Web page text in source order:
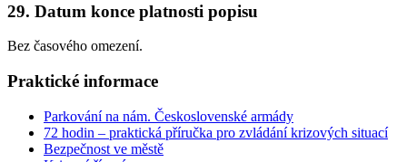
29. Datum konce platnosti popisu
Bez časového omezení.
Praktické informace
Parkování na nám. Československé armády
72 hodin – praktická příručka pro zvládání krizových situací
Bezpečnost ve městě